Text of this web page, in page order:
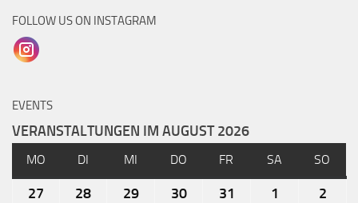
FOLLOW US ON INSTAGRAM
EVENTS
VERANSTALTUNGEN IM AUGUST 2026
MO DI MI DO FR SA SO
27 28 29 30 31 1
2